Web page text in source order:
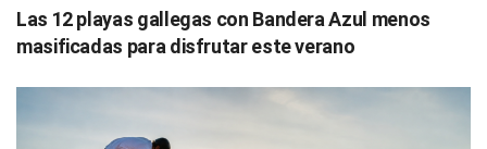
Las 12 playas gallegas con Bandera Azul menos
masificadas para disfrutar este verano